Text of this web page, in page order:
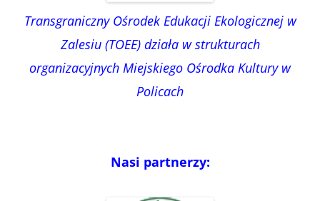
Transgraniczny Ośrodek Edukacji Ekologicznej w
Zalesiu (TOEE) działa w strukturach
organizacyjnych Miejskiego Ośrodka Kultury w
Policach
Nasi partnerzy: